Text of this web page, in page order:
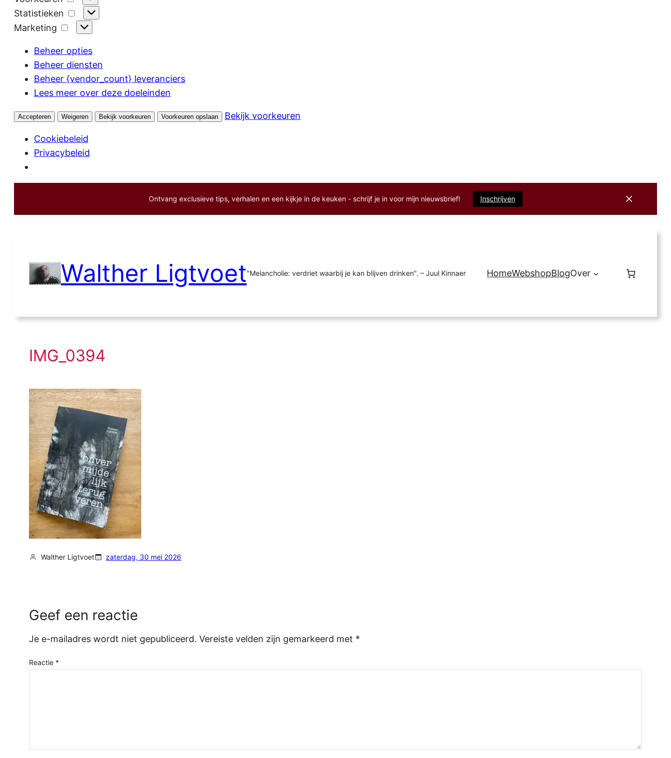
Statistieken
Statistieken
Marketing
Marketing
Beheer opties
Beheer diensten
Beheer {vendor_count} leveranciers
Lees meer over deze doeleinden
Accepteren Weigeren Bekijk voorkeuren Voorkeuren opslaan Bekijk voorkeuren
Cookiebeleid
Privacybeleid
Ontvang exclusieve tips, verhalen en een kijkje in de keuken - schrijf je in voor mijn nieuwsbrief! Inschrijven
inhoud
Walther Ligtvoet"Melancholie: verdriet waarbij je kan blijven drinken". – Juul Kinnaer HomeWebshopBlogOver
IMG_0394
Walther Ligtvoet zaterdag, 30 mei 2026
Geef een reactie
Je e-mailadres wordt niet gepubliceerd. Vereiste velden zijn gemarkeerd met *
Reactie *